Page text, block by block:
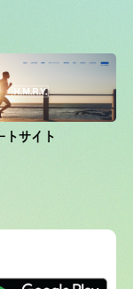
トサイト